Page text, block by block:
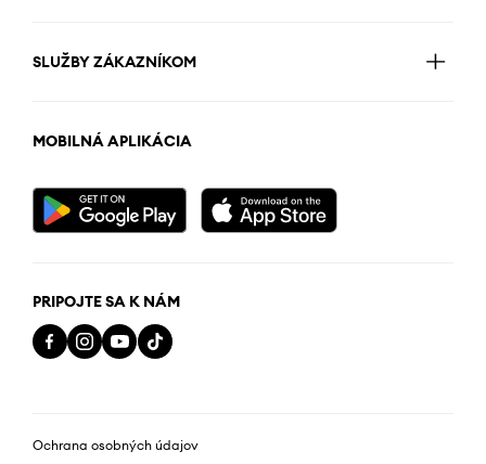
SLUŽBY ZÁKAZNÍKOM
MOBILNÁ APLIKÁCIA
PRIPOJTE SA K NÁM
Ochrana osobných údajov